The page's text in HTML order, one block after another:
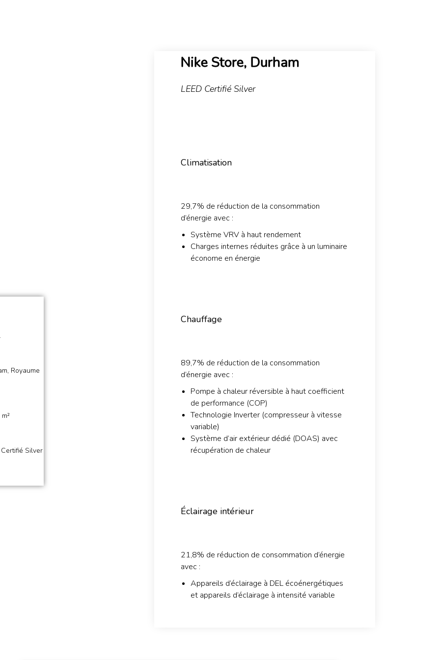
Royaume
Certifié Silver
Nike Store, Durham
LEED Certifié Silver
Climatisation
29,7% de réduction de la consommation
d’énergie avec :
Système VRV à haut rendement
Charges internes réduites grâce à un luminaire
économe en énergie
Chauffage
89,7% de réduction de la consommation
d’énergie avec :
Pompe à chaleur réversible à haut coefficient
de performance (COP)
Technologie Inverter (compresseur à vitesse
variable)
Système d’air extérieur dédié (DOAS) avec
récupération de chaleur
Éclairage intérieur
21,8% de réduction de consommation d’énergie
avec :
Appareils d’éclairage à DEL écoénergétiques
et appareils d’éclairage à intensité variable